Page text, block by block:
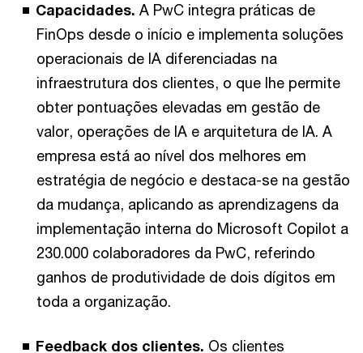
Capacidades. A PwC integra práticas de
FinOps desde o início e implementa soluções
operacionais de IA diferenciadas na
infraestrutura dos clientes, o que lhe permite
obter pontuações elevadas em gestão de
valor, operações de IA e arquitetura de IA. A
empresa está ao nível dos melhores em
estratégia de negócio e destaca-se na gestão
da mudança, aplicando as aprendizagens da
implementação interna do Microsoft Copilot a
230.000 colaboradores da PwC, referindo
ganhos de produtividade de dois dígitos em
toda a organização.
Feedback dos clientes. Os clientes